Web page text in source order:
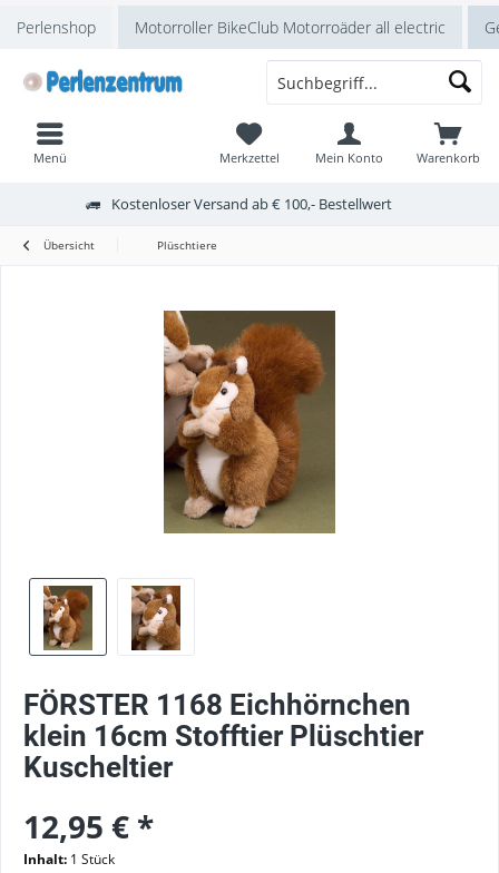
Perlenshop Motorroller BikeClub Motorroäder all electric
Kostenloser Versand ab € 100,- Bestellwert
Warenkorb
Merkzettel Mein Konto
Menü
Übersicht Plüschtiere
FÖRSTER 1168 Eichhörnchen
klein 16cm Stofftier Plüschtier
Kuscheltier
12,95 € *
Inhalt: 1 Stück